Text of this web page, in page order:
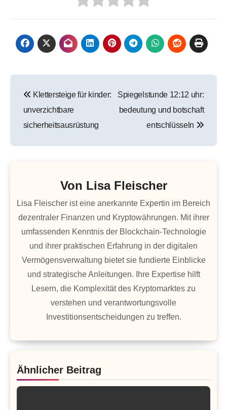
Klettersteige für kinder:
unverzichtbare
sicherheitsausrüstung
Spiegelstunde 12:12 uhr:
bedeutung und botschaft
entschlüsseln
Von Lisa Fleischer
Lisa Fleischer ist eine anerkannte Expertin im Bereich
dezentraler Finanzen und Kryptowährungen. Mit ihrer
umfassenden Kenntnis der Blockchain-Technologie
und ihrer praktischen Erfahrung in der digitalen
Vermögensverwaltung bietet sie fundierte Einblicke
und strategische Anleitungen. Ihre Expertise hilft
Lesern, die Komplexität des Kryptomarktes zu
verstehen und verantwortungsvolle
Investitionsentscheidungen zu treffen.
Ähnlicher Beitrag